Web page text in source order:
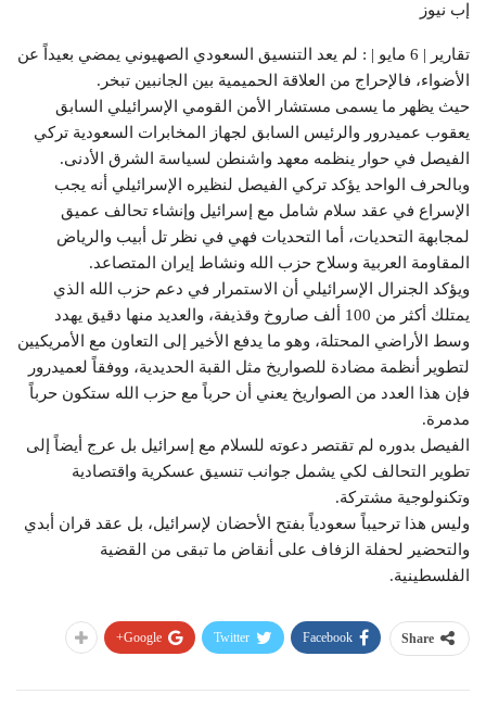
إب نيوز
تقارير | 6 مايو | : لم يعد التنسيق السعودي الصهيوني يمضي بعيداً عن
الأضواء، فالإحراج من العلاقة الحميمية بين الجانبين تبخر.
حيث يظهر ما يسمى مستشار الأمن القومي الإسرائيلي السابق
يعقوب عميدرور والرئيس السابق لجهاز المخابرات السعودية تركي
الفيصل في حوار ينظمه معهد واشنطن لسياسة الشرق الأدنى.
وبالحرف الواحد يؤكد تركي الفيصل لنظيره الإسرائيلي أنه يجب
الإسراع في عقد سلام شامل مع إسرائيل وإنشاء تحالف عميق
لمجابهة التحديات، أما التحديات فهي في نظر تل أبيب والرياض
المقاومة العربية وسلاح حزب الله ونشاط إيران المتصاعد.
ويؤكد الجنرال الإسرائيلي أن الاستمرار في دعم حزب الله الذي
يمتلك أكثر من 100 ألف صاروخ وقذيفة، والعديد منها دقيق يهدد
وسط الأراضي المحتلة، وهو ما يدفع الأخير إلى التعاون مع الأمريكيين
لتطوير أنظمة مضادة للصواريخ مثل القبة الحديدية، ووفقاً لعميدرور
فإن هذا العدد من الصواريخ يعني أن حرباً مع حزب الله ستكون حرباً
مدمرة.
الفيصل بدوره لم تقتصر دعوته للسلام مع إسرائيل بل عرج أيضاً إلى
تطوير التحالف لكي يشمل جوانب تنسيق عسكرية واقتصادية
وتكنولوجية مشتركة.
وليس هذا ترحيباً سعودياً بفتح الأحضان لإسرائيل، بل عقد قران أبدي
والتحضير لحفلة الزفاف على أنقاض ما تبقى من القضية
الفلسطينية.
Share
Facebook
Twitter
Google+